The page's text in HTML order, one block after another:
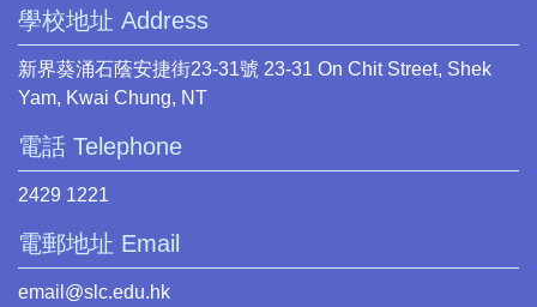
學校地址 Address
新界葵涌石蔭安捷街23-31號 23-31 On Chit Street, Shek
Yam, Kwai Chung, NT
電話 Telephone
2429 1221
電郵地址 Email
email@slc.edu.hk